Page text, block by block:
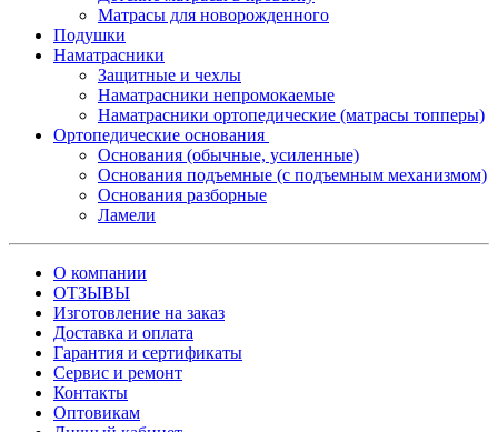
Матрасы для новорожденного
Подушки
Наматрасники
Защитные и чехлы
Наматрасники непромокаемые
Наматрасники ортопедические (матрасы топперы)
Ортопедические основания
Основания (обычные, усиленные)
Основания подъемные (с подъемным механизмом)
Основания разборные
Ламели
О компании
ОТЗЫВЫ
Изготовление на заказ
Доставка и оплата
Гарантия и сертификаты
Сервис и ремонт
Контакты
Оптовикам